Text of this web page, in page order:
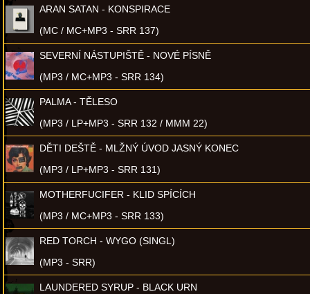
ARAN SATAN - KONSPIRACE
(MC / MC+MP3 - SRR 137)
SEVERNÍ NÁSTUPIŠTĚ - NOVÉ PÍSNĚ
(MP3 / MC+MP3 - SRR 134)
PALMA - TĚLESO
(MP3 / LP+MP3 - SRR 132 / MMM 22)
DĚTI DEŠTĚ - MLŽNÝ ÚVOD JASNÝ KONEC
(MP3 / LP+MP3 - SRR 131)
MOTHERFUCIFER - KLID SPÍCÍCH
(MP3 / MC+MP3 - SRR 133)
RED TORCH - WYGO (SINGL)
(MP3 - SRR)
LAUNDERED SYRUP - BLACK URN